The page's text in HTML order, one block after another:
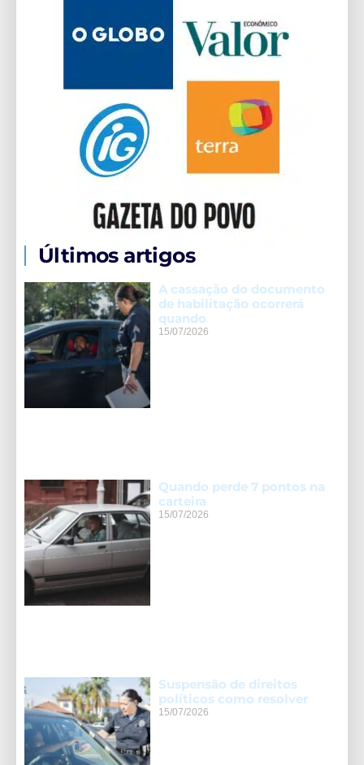
Últimos artigos
A cassação do documento
de habilitação ocorrerá
quando
15/07/2026
Quando perde 7 pontos na
carteira
15/07/2026
Suspensão de direitos
políticos como resolver
15/07/2026